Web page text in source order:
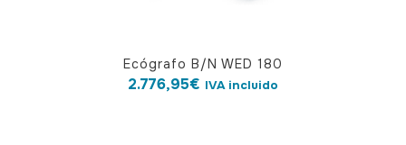
Ecógrafo B/N WED 180
2.776,95€ IVA incluido